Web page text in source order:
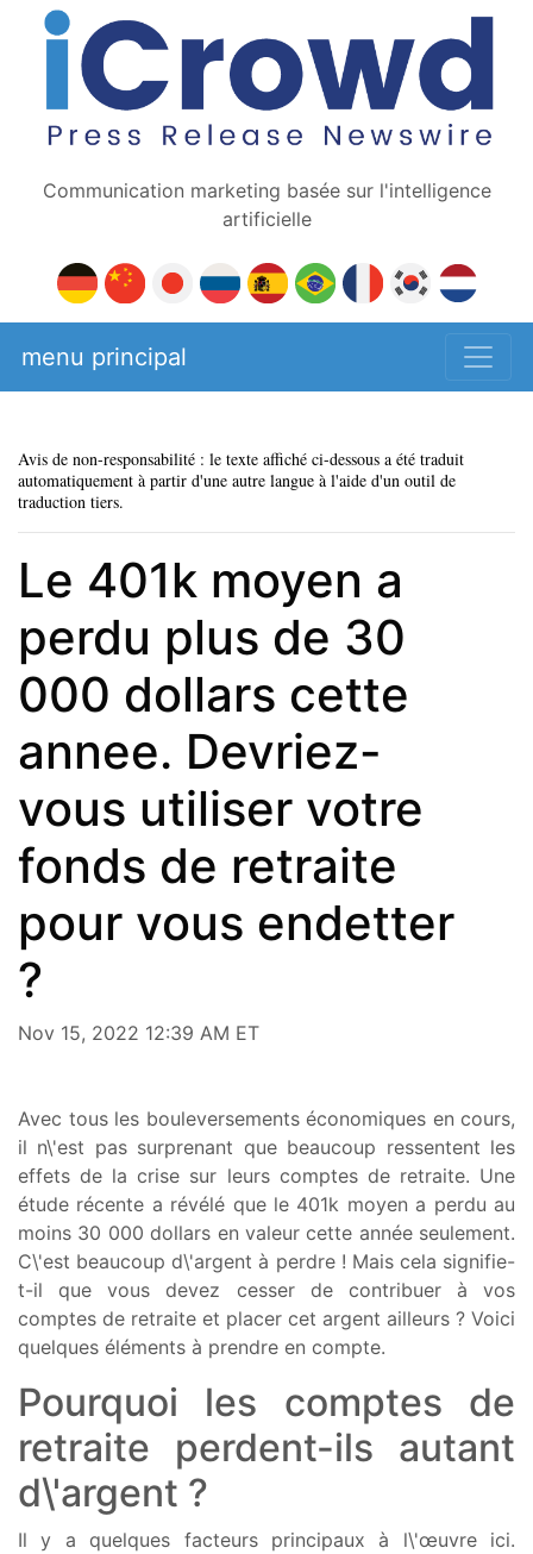
Communication marketing basée sur l'intelligence
artificielle
menu principal
Avis de non-responsabilité : le texte affiché ci-dessous a été traduit
automatiquement à partir d'une autre langue à l'aide d'un outil de
traduction tiers.
Le 401k moyen a
perdu plus de 30
000 dollars cette
annee. Devriez-
vous utiliser votre
fonds de retraite
pour vous endetter
?
Nov 15, 2022 12:39 AM ET
Avec tous les bouleversements économiques en cours,
il n\'est pas surprenant que beaucoup ressentent les
effets de la crise sur leurs comptes de retraite. Une
étude récente a révélé que le 401k moyen a perdu au
moins 30 000 dollars en valeur cette année seulement.
C\'est beaucoup d\'argent à perdre ! Mais cela signifie-
t-il que vous devez cesser de contribuer à vos
comptes de retraite et placer cet argent ailleurs ? Voici
quelques éléments à prendre en compte.
Pourquoi les comptes de
retraite perdent-ils autant
d\'argent ?
Il y a quelques facteurs principaux à l\'œuvre ici.